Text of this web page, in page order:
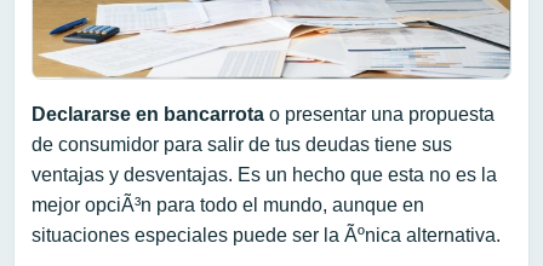
Declararse en bancarrota o presentar una propuesta
de consumidor para salir de tus deudas tiene sus
ventajas y desventajas. Es un hecho que esta no es la
mejor opciÃ³n para todo el mundo, aunque en
situaciones especiales puede ser la Ãºnica alternativa.